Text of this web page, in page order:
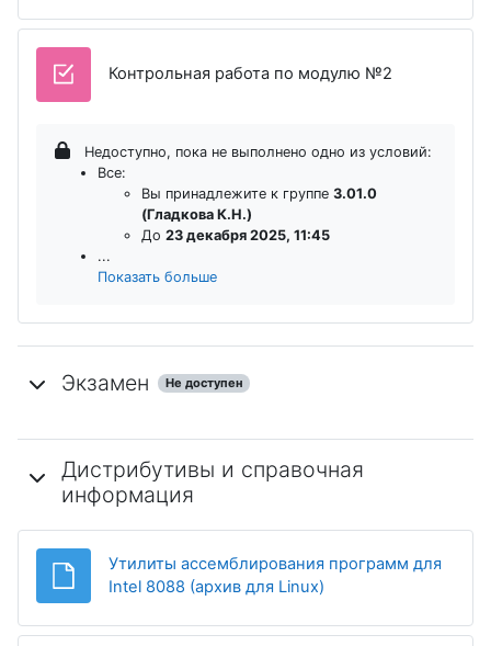
Контрольная работа по модулю №2
Недоступно, пока не выполнено одно из условий:
Все:
Вы принадлежите к группе 3.01.0
(Гладкова К.Н.)
До 23 декабря 2025, 11:45
...
Показать больше
Экзамен Не доступен
Дистрибутивы и справочная
информация
Утилиты ассемблирования программ для
Intel 8088 (архив для Linux)